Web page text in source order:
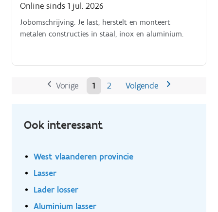
Online sinds 1 jul. 2026
Jobomschrijving. Je last, herstelt en monteert
metalen constructies in staal, inox en aluminium.
Vorige 1 2 Volgende
Ook interessant
West vlaanderen provincie
Lasser
Lader losser
Aluminium lasser